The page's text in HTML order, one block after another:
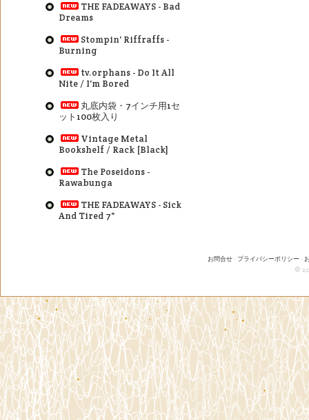
THE FADEAWAYS - Bad
Dreams
Stompin' Riffraffs -
Burning
tv.orphans - Do It All
Nite / I'm Bored
丸底内袋・7インチ用1セ
ット100枚入り
Vintage Metal
Bookshelf / Rack [Black]
The Poseidons -
Rawabunga
THE FADEAWAYS - Sick
And Tired 7"
お問合せ- プライバシーポリシー-
©